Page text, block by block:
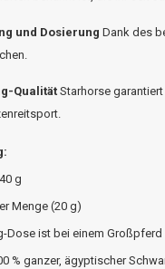
und Dosierung Dank des
Qualität Starhorse
g
Menge (20 g)
Dose ist bei einem
% ganzer, ägyptischer